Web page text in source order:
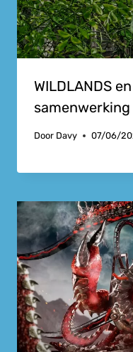
WILDLANDS
samenwerking
Door Davy 07/06/